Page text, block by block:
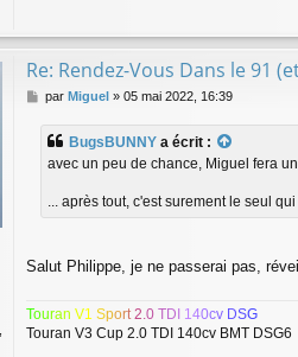
Re: Rendez-Vous Dans le 91
M
s
par Miguel» 05 mai 2022, 16:39
BugsBUNNY a écrit :
avec un peu de chance, Miguel fera
... après tout, c'est surement le seul
Salut Philippe, je ne passerai pas,
Touran V1 Sport 2 0 TDI 1 40cv DSG
Touran V3 Cup 2.0 TDI 140cv BMT DSG6